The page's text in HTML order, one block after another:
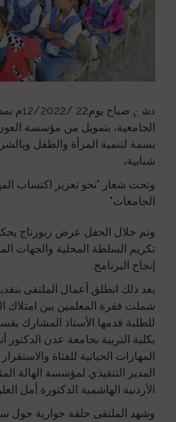
دشن
الجامعية، بتمويل من مؤسسة
بسمة لتنمية المرأة والطفل
شبابية،
وتحت شعار "نحو تعزيز اكتساب
الجامعات"
وتم خلال الحفل عرض ربورتاج
تكريم السلطة المحلية والجهات
إنجاح البرنامج.
بعد ذلك انطلق أعمال الملتقى
شملت فقرة المعلمين بين امتلاك
للطلبة قدمها الأستاذ المشارك
بكلية التربية بجامعة عدن
المهارات الحياتية للفتاة
المدير التنفيذي لمؤسسة الهالة
الأردنية الهاشمية الدكتورة أمل
وشهد الملتقى حلقة حوارية حول